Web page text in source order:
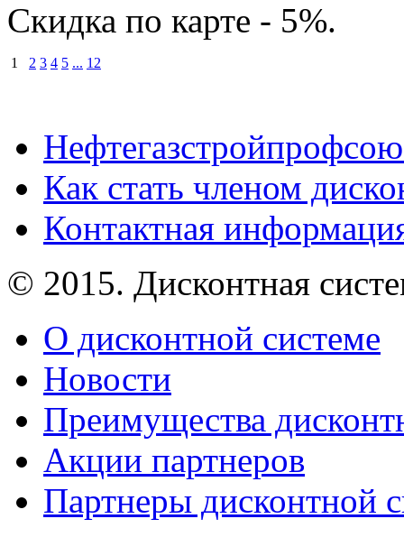
Скидка по карте - 5%.
1 2 3 4 5 ... 12
Как стать членом
Контактная
© 2015. Дисконтная
О дисконтной системе
Новости
Преимущества
Акции партнеров
Партнеры дисконтной